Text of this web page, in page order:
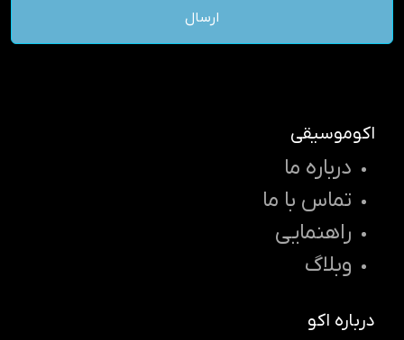
ارسال
اکوموسیقی
درباره ما
تماس با ما
راهنمایی
وبلاگ
درباره اکو